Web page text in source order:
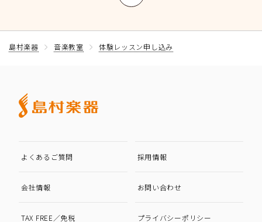
島村楽器 音楽教室 体験レッスン申し込み
よくあるご質問 採用情報
会社情報 お問い合わせ
TAX FREE／免税 プライバシーポリシー